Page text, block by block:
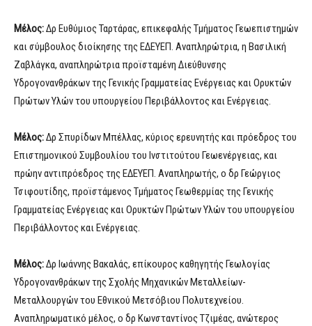
Μέλος:Δρ Ευθύμιος Ταρτάρας, επικεφαλής Τμήματος Γεωεπιστημών
και σύμβουλος διοίκησης της ΕΔΕΥΕΠ. Αναπληρώτρια, η Βασιλική
Ζαβλάγκα, αναπληρώτρια προϊσταμένη Διεύθυνσης
Υδρογονανθράκων της Γενικής Γραμματείας Ενέργειας και Ορυκτών
Πρώτων Υλών του υπουργείου Περιβάλλοντος και Ενέργειας.
Μέλος:Δρ Σπυρίδων Μπέλλας, κύριος ερευνητής και πρόεδρος του
Επιστημονικού Συμβουλίου του Ινστιτούτου Γεωενέργειας, και
πρώην αντιπρόεδρος της ΕΔΕΥΕΠ. Αναπληρωτής, ο δρ Γεώργιος
Τσιφουτίδης, προϊστάμενος Τμήματος Γεωθερμίας της Γενικής
Γραμματείας Ενέργειας και Ορυκτών Πρώτων Υλών του υπουργείου
Περιβάλλοντος και Ενέργειας.
Μέλος:Δρ Ιωάννης Βακαλάς, επίκουρος καθηγητής Γεωλογίας
Υδρογονανθράκων της Σχολής Μηχανικών Μεταλλείων-
Μεταλλουργών του Εθνικού Μετσόβιου Πολυτεχνείου.
Αναπληρωματικό μέλος, ο δρ Κωνσταντίνος Τζιμέας, ανώτερος